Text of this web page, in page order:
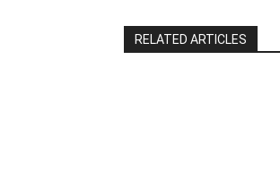
RELATED ARTICLES